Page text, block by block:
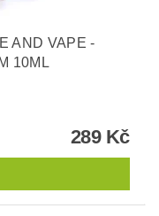
AND VAPE -
10ML
289 Kč